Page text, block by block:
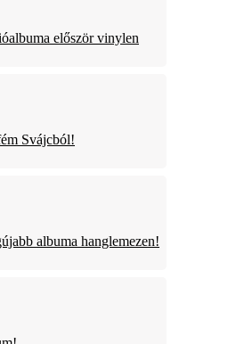
először vinylen
Svájcból!
albuma hanglemezen!